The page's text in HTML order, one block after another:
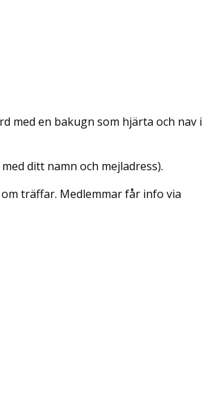
med en bakugn som hjärta och nav i
ditt namn och mejladress).
träffar. Medlemmar får info via